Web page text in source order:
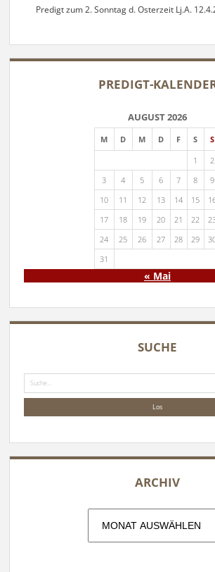
Predigt zum 2. Sonntag d. Osterzeit Lj.A.
PREDIGT-
AUGUST 2026
M D M D F S
S
1
2
3
4 5 6 7 8
9
10
11 12 13 14 15
17
18 19 20 21 22
24
25 26 27 28 29
31
« Mai
SUCHE
Suche
ARCHIV
Archiv